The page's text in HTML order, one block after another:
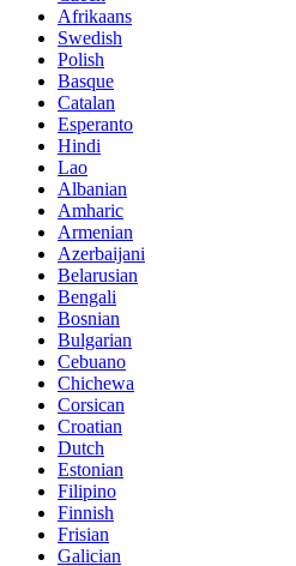
Afrikaans
Swedish
Polish
Basque
Catalan
Esperanto
Hindi
Lao
Albanian
Amharic
Armenian
Azerbaijani
Belarusian
Bengali
Bosnian
Bulgarian
Cebuano
Chichewa
Corsican
Croatian
Dutch
Estonian
Filipino
Finnish
Frisian
Galician